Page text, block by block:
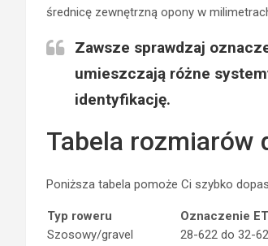
średnicę zewnętrzną opony w
Zawsze sprawdzaj
umieszczają różne
identyfikację.
Tabela rozmiarów
Poniższa tabela pomoże Ci szybko
Typ roweru Oznaczenie
Szosowy/gravel
28-622 do 32-